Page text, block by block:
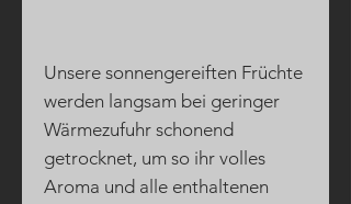
Unsere sonnengereiften Früchte
werden langsam bei geringer
Wärmezufuhr schonend
getrocknet, um so ihr volles
Aroma und alle enthaltenen